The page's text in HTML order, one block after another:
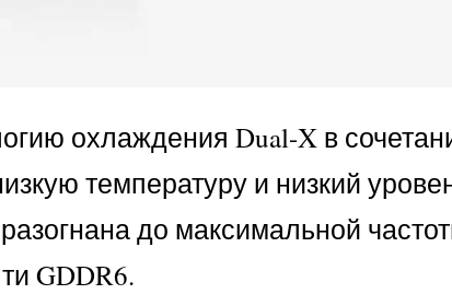
охлаждения Dual-X в
температуру и низкий
до максимальной
GDDR6.